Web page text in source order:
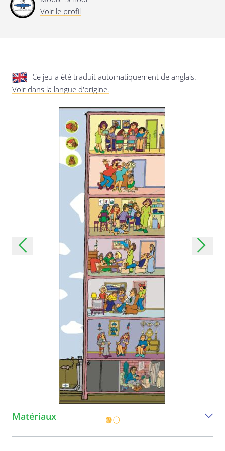
Voir le profil
Ce jeu a été traduit automatiquement de anglais.
Voir dans la langue d'origine.
Matériaux
Mise à jour de cette déclaration de
privée.
Enregistrer les préférences